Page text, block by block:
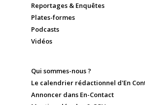
Reportages & Enquêtes
Plates-formes
Podcasts
Vidéos
Qui sommes-nous ?
Le calendrier rédactionnel d'En
Annoncer dans En-Contact